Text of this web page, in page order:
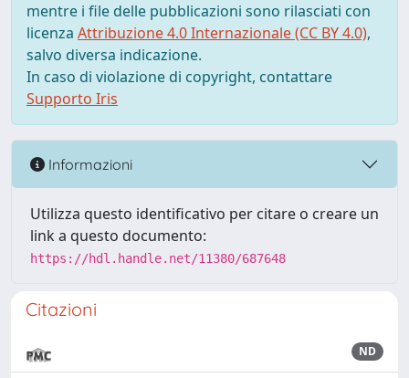
mentre i file delle pubblicazioni sono rilasciati con
licenza Attribuzione 4.0 Internazionale (CC BY 4.0),
salvo diversa indicazione.
In caso di violazione di copyright, contattare
Supporto Iris
Informazioni
Utilizza questo identificativo per citare o creare un
link a questo documento:
https://hdl.handle.net/11380/687648
Citazioni
ND